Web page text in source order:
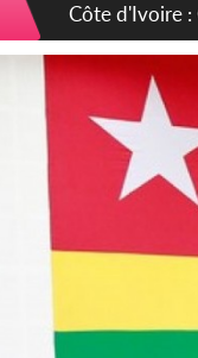
Côte d'Ivoire :
grands